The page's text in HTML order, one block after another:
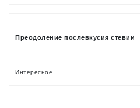
Преодоление послевкусия стевии
Интересное